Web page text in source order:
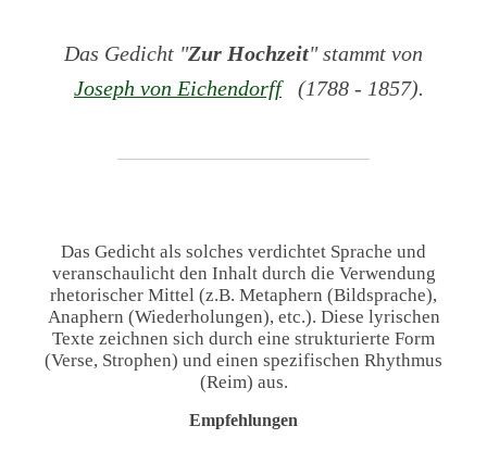
Das Gedicht "Zur Hochzeit" stammt von
Joseph von Eichendorff(1788 - 1857).
Das Gedicht als solches verdichtet Sprache und
veranschaulicht den Inhalt durch die Verwendung
rhetorischer Mittel (z.B. Metaphern (Bildsprache),
Anaphern (Wiederholungen), etc.). Diese lyrischen
Texte zeichnen sich durch eine strukturierte Form
(Verse, Strophen) und einen spezifischen Rhythmus
(Reim) aus.
Empfehlungen